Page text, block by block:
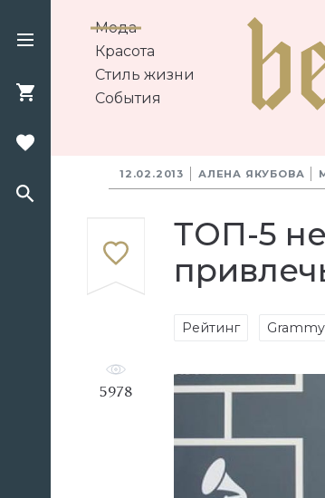
Мода
Красота
Стиль жизни
События
12.02.2013 АЛЕНА ЯКУБОВА
ТОП-5
Рейтинг Grammy
5978